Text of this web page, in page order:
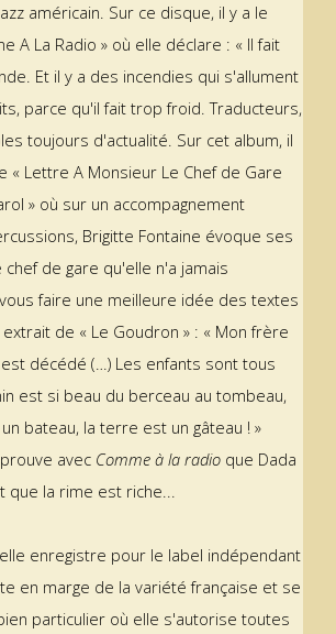
américain. Sur ce disque, il y a le
A La Radio » où elle déclare : « Il fait
Et il y a des incendies qui s'allument
parce qu'il fait trop froid. Traducteurs,
toujours d'actualité. Sur cet album, il
« Lettre A Monsieur Le Chef de Gare
» où sur un accompagnement
Brigitte Fontaine évoque ses
de gare qu'elle n'a jamais
faire une meilleure idée des textes
de « Le Goudron » : « Mon frère
décédé (…) Les enfants sont tous
est si beau du berceau au tombeau,
bateau, la terre est un gâteau ! »
avec Comme à la radio que Dada
que la rime est riche...
enregistre pour le label indépendant
en marge de la variété française et se
particulier où elle s'autorise toutes